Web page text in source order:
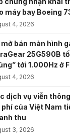
máy bay Boeing
4, 2026
mở bán màn hình
25G590B
tới 1.000Hz ở
4, 2026
dịch vụ viễn
phí của Việt Nam
thu
3, 2026